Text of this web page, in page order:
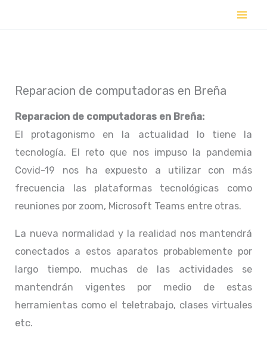
Reparacion de computadoras en Breña
Reparacion de computadoras en Breña:
El protagonismo en la actualidad lo tiene la
tecnología. El reto que nos impuso la pandemia
Covid-19 nos ha expuesto a utilizar con más
frecuencia las plataformas tecnológicas como
reuniones por zoom, Microsoft Teams entre otras.
La nueva normalidad y la realidad nos mantendrá
conectados a estos aparatos probablemente por
largo tiempo, muchas de las actividades se
mantendrán vigentes por medio de estas
herramientas como el teletrabajo, clases virtuales
etc.